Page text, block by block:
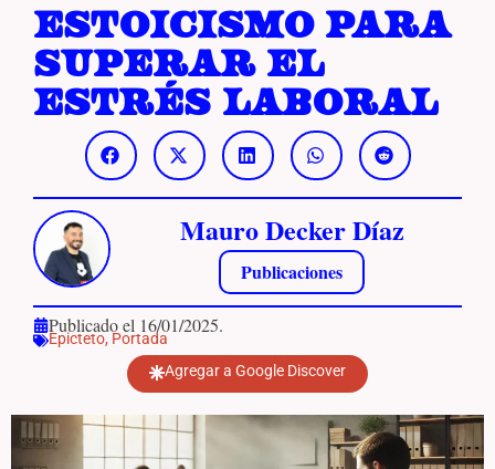
estoicismo para
superar el
estrés laboral
Mauro Decker Díaz
Publicaciones
Publicado el 16/01/2025.
Epicteto, Portada
Agregar a Google Discover